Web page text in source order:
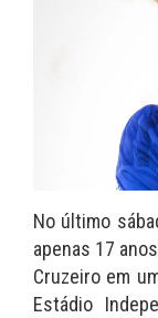
No último
apenas 17
Cruzeiro em
Estádio